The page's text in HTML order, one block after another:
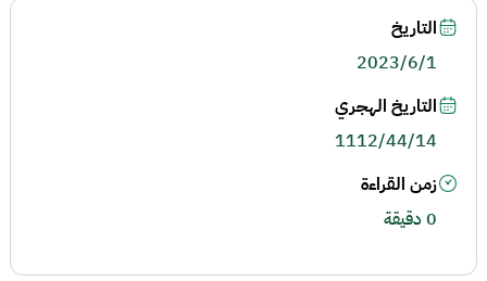
التاريخ
2023/6/1
التاريخ الهجري
1112/44/14
زمن القراءة
0 دقيقة